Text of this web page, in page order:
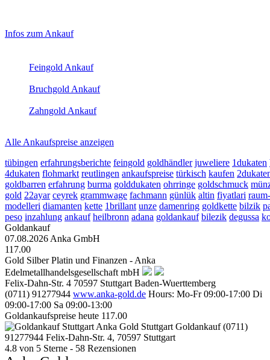
Sidebar
Infos zum Ankauf
Feingold Ankauf
Bruchgold Ankauf
Zahngold Ankauf
Alle Ankaufspreise anzeigen
tübingen erfahrungsberichte feingold goldhändler juweliere 1dukaten
4dukaten flohmarkt reutlingen ankaufspreise türkisch kaufen
goldbarren erfahrung burma golddukaten ohrringe goldschmuck
gold 22ayar ceyrek grammwage fachmann günlük altin fiyatlari
modelleri diamanten kette 1brillant unze damenring goldkette bilzik
peso inzahlung ankauf heilbronn adana goldankauf bilezik degussa
Goldankauf
07.08.2026 Anka GmbH
117.00
Gold Silber Platin und Finanzen - Anka
Edelmetallhandelsgesellschaft mbH
Felix-Dahn-Str. 4 70597 Stuttgart Baden-Wuerttemberg
(0711) 91277944 www.anka-gold.de Hours: Mo-Fr 09:00-17:00 Di
09:00-17:00 Sa 09:00-13:00
Goldankaufspreise heute 117.00
Anka Gold Stuttgart Goldankauf (0711)
91277944 Felix-Dahn-Str. 4, 70597 Stuttgart
4.8 von 5 Sterne - 58 Rezensionen